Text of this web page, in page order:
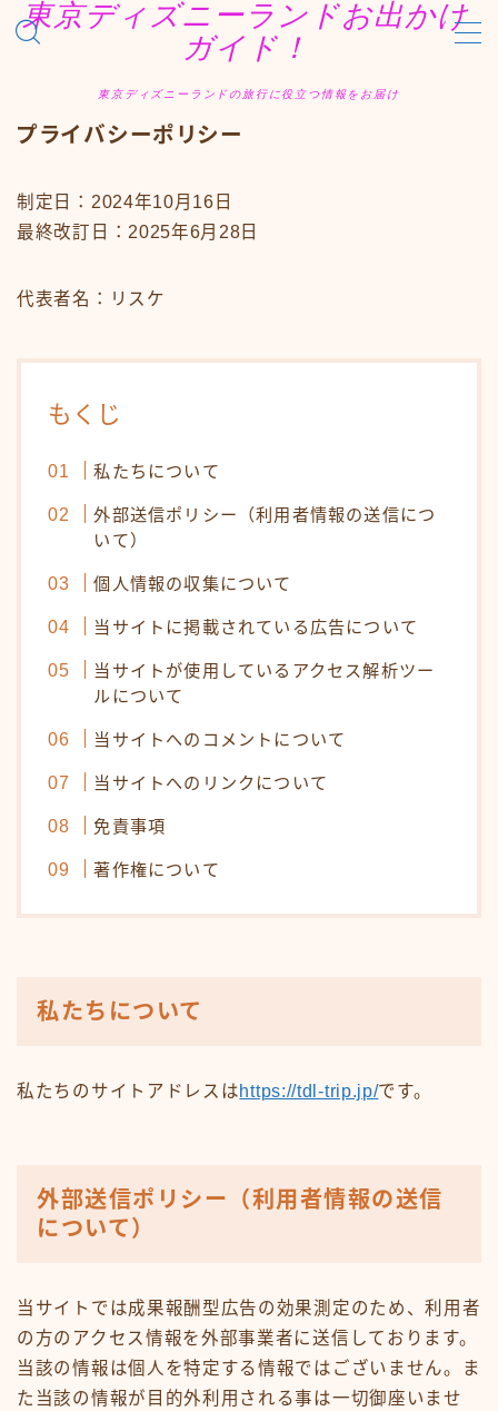
東京ディズニーランドお出かけ
ガイド！
東京ディズニーランドの旅行に役立つ情報をお届け
カテゴリー
プライバシーポリシー
プロフィール
運営者情報
プライバシーポリシー
制定日：2024年10月16日
最終改訂日：2025年6月28日
代表者名：リスケ
もくじ
私たちについて
外部送信ポリシー（利用者情報の送信につ
いて）
個人情報の収集について
当サイトに掲載されている広告について
当サイトが使用しているアクセス解析ツー
ルについて
当サイトへのコメントについて
当サイトへのリンクについて
免責事項
著作権について
私たちについて
私たちのサイトアドレスはhttps://tdl-trip.jp/です。
外部送信ポリシー（利用者情報の送信
について）
当サイトでは成果報酬型広告の効果測定のため、利用者
の方のアクセス情報を外部事業者に送信しております。
当該の情報は個人を特定する情報ではございません。ま
た当該の情報が目的外利用される事は一切御座いませ